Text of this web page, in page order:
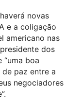
novas
e a coligação
americano nas
dos
“uma boa
paz entre a
negociadores